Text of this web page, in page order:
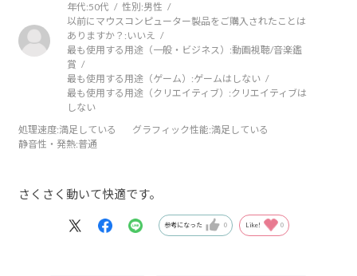
年代:50代 性別:男性
以前にマウスコンピューター製品をご購入されたことは
ありますか？: いいえ
最も使用する用途（一般・ビジネス）:動画視聴/音楽鑑
賞
最も使用する用途（ゲーム）:ゲームはしない
最も使用する用途（クリエイティブ）:クリエイティブは
しない
処理速度:満足している グラフィック性能:満足している
静音性・発熱:普通
さくさく動いて快適です。
参考になった 0 Like! 0